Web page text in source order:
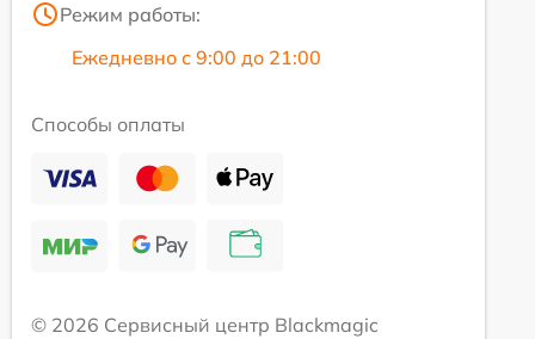
Режим работы:
Ежедневно с 9:00 до 21:00
Способы оплаты
© 2026 Сервисный центр Blackmagic